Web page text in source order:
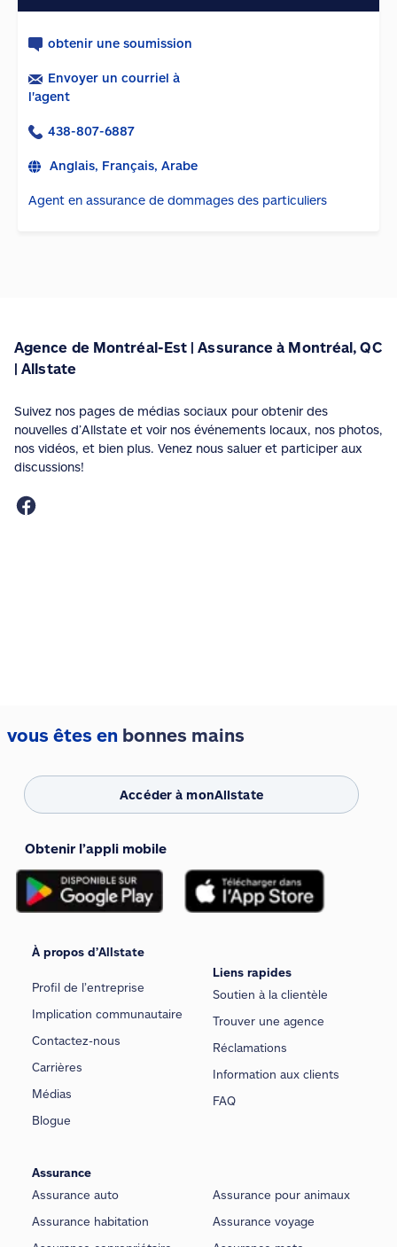
obtenir une soumission
Envoyer un courriel à
l'agent
438-807-6887
Anglais, Français, Arabe
Agent en assurance de dommages des particuliers
Agence de Montréal-Est | Assurance à Montréal, QC
| Allstate
Suivez nos pages de médias sociaux pour obtenir des
nouvelles d’Allstate et voir nos événements locaux, nos photos,
nos vidéos, et bien plus. Venez nous saluer et participer aux
discussions!
vous êtes en bonnes mains
Accéder à monAllstate
Obtenir l’appli mobile
À propos d’Allstate
Profil de l’entreprise
Implication communautaire
Contactez-nous
Carrières
Médias
Blogue
Liens rapides
Soutien à la clientèle
Trouver une agence
Réclamations
Information aux clients
FAQ
Assurance
Assurance auto
Assurance habitation
Assurance pour animaux
Assurance voyage